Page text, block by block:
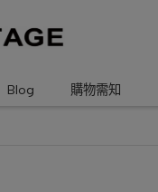
Blog 購物需知